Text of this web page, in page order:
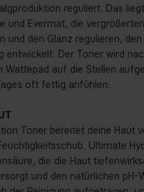
reguliert. Das
und Evermat, die
und den Glanz regulieren,
entwickelt. Der Toner wird
Wattepad auf die Stellen
oft fettig anfühlen.
Toner bereitet deine Haut
Ultimate
die die Haut
und den natürlichen pH-